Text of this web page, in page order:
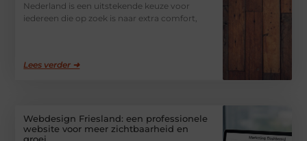
Nederland is een uitstekende keuze voor
iedereen die op zoek is naar extra comfort,
Lees verder ➜
Webdesign Friesland: een professionele
website voor meer zichtbaarheid en